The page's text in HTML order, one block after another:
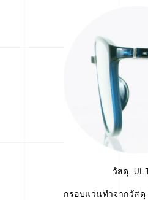
วัสดุ
กรอบแว่นทำจากวัสดุ